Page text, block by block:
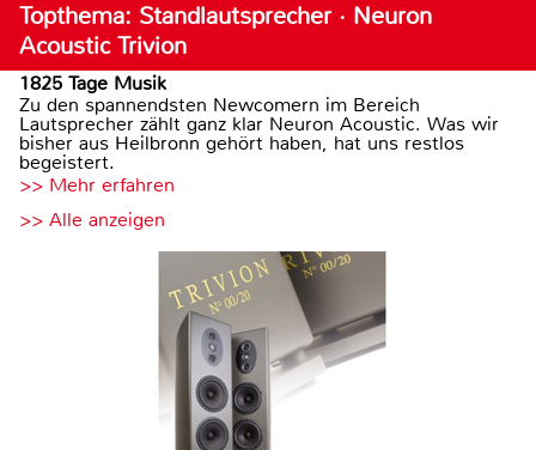
Topthema: Standlautsprecher · Neuron
Acoustic Trivion
1825 Tage Musik
Zu den spannendsten Newcomern im Bereich
Lautsprecher zählt ganz klar Neuron Acoustic. Was wir
bisher aus Heilbronn gehört haben, hat uns restlos
begeistert.
>> Mehr erfahren
>> Alle anzeigen